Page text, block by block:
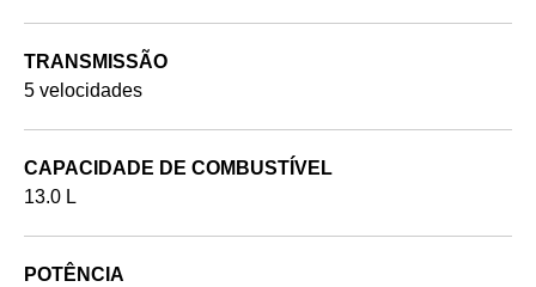
TRANSMISSÃO
5 velocidades
CAPACIDADE DE COMBUSTÍVEL
13.0 L
POTÊNCIA